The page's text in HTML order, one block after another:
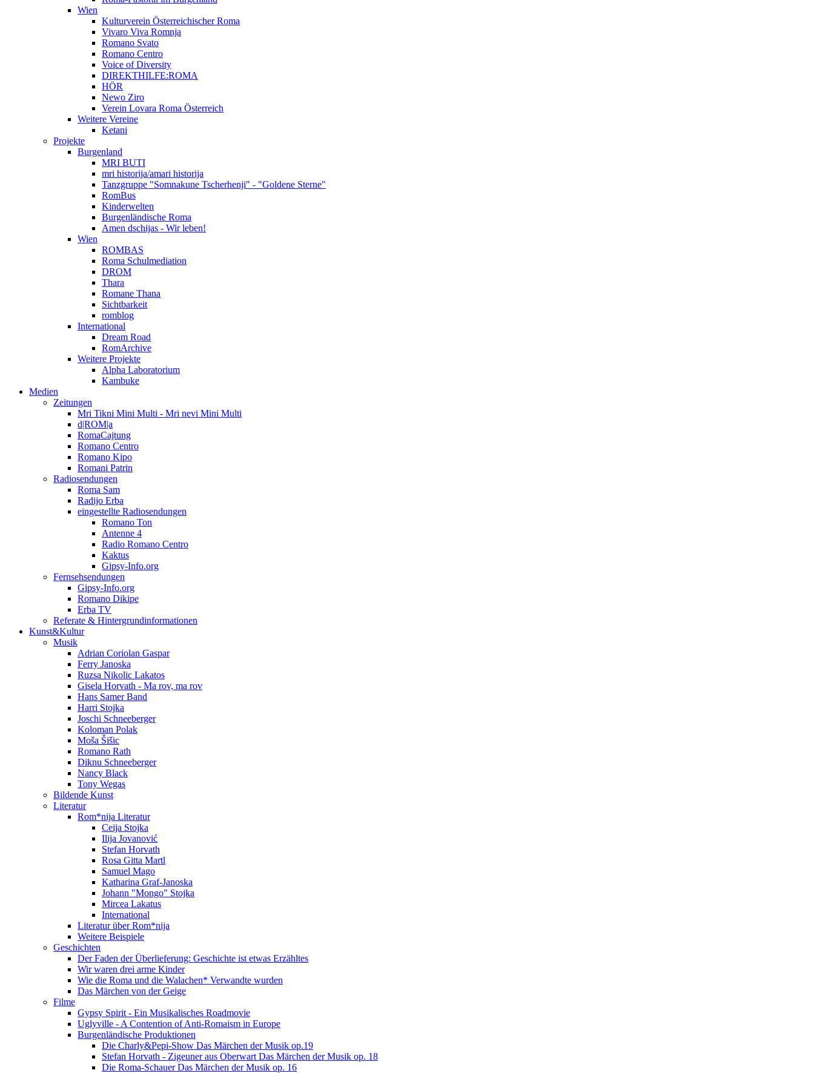
Wien
Kulturverein Österreichischer Roma
Vivaro Viva Romnja
Romano Svato
Romano Centro
Voice of Diversity
DIREKTHILFE:ROMA
HÖR
Newo Ziro
Verein Lovara Roma Österreich
Weitere Vereine
Ketani
Projekte
Burgenland
MRI BUTI
mri historija/amari historija
Tanzgruppe "Somnakune Tscherhenji" - "Goldene Sterne"
RomBus
Kinderwelten
Burgenländische Roma
Amen dschijas - Wir leben!
Wien
ROMBAS
Roma Schulmediation
DROM
Thara
Romane Thana
Sichtbarkeit
romblog
International
Dream Road
RomArchive
Weitere Projekte
Alpha Laboratorium
Kambuke
Medien
Zeitungen
Mri Tikni Mini Multi - Mri nevi Mini Multi
d|ROM|a
RomaCajtung
Romano Centro
Romano Kipo
Romani Patrin
Radiosendungen
Roma Sam
Radijo Erba
eingestellte Radiosendungen
Romano Ton
Antenne 4
Radio Romano Centro
Kaktus
Gipsy-Info.org
Fernsehsendungen
Gipsy-Info.org
Romano Dikipe
Erba TV
Referate & Hintergrundinformationen
Kunst&Kultur
Musik
Adrian Coriolan Gaspar
Ferry Janoska
Ruzsa Nikolic Lakatos
Gisela Horvath - Ma rov, ma rov
Hans Samer Band
Harri Stojka
Joschi Schneeberger
Koloman Polak
Moša Šišic
Romano Rath
Diknu Schneeberger
Nancy Black
Tony Wegas
Bildende Kunst
Literatur
Rom*nija Literatur
Ceija Stojka
Ilija Jovanović
Stefan Horvath
Rosa Gitta Martl
Samuel Mago
Katharina Graf-Janoska
Johann "Mongo" Stojka
Mircea Lakatus
International
Literatur über Rom*nija
Weitere Beispiele
Geschichten
Der Faden der Überlieferung: Geschichte ist etwas Erzähltes
Wir waren drei arme Kinder
Wie die Roma und die Walachen* Verwandte wurden
Das Märchen von der Geige
Filme
Gypsy Spirit - Ein Musikalisches Roadmovie
Uglyville - A Contention of Anti-Romaism in Europe
Burgenländische Produktionen
Die Charly&Pepi-Show Das Märchen der Musik op.19
Stefan Horvath - Zigeuner aus Oberwart Das Märchen der Musik op. 18
Die Roma-Schauer Das Märchen der Musik op. 16